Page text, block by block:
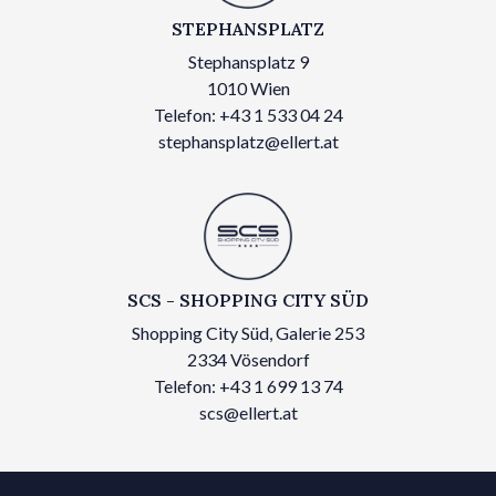
STEPHANSPLATZ
Stephansplatz 9
1010 Wien
Telefon: +43 1 533 04 24
stephansplatz@ellert.at
SCS - SHOPPING CITY SÜD
Shopping City Süd, Galerie 253
2334 Vösendorf
Telefon: +43 1 699 13 74
scs@ellert.at